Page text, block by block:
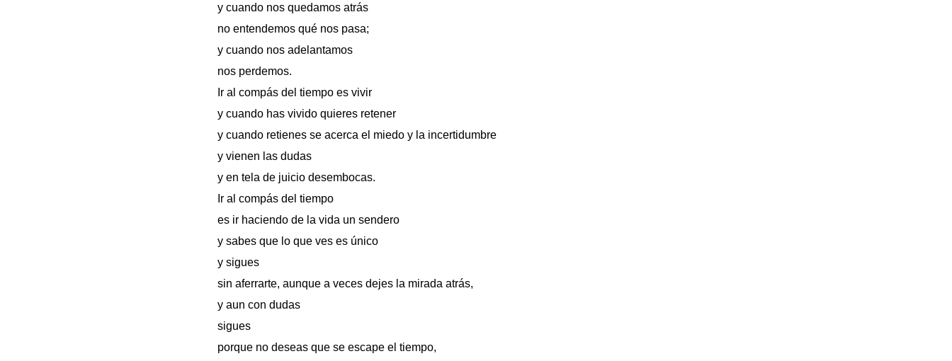
y cuando nos quedamos atrás
no entendemos qué nos pasa;
y cuando nos adelantamos
nos perdemos.
Ir al compás del tiempo es vivir
y cuando has vivido quieres retener
y cuando retienes se acerca el miedo y la incertidumbre
y vienen las dudas
y en tela de juicio desembocas.
Ir al compás del tiempo
es ir haciendo de la vida un sendero
y sabes que lo que ves es único
y sigues
sin aferrarte, aunque a veces dejes la mirada atrás,
y aun con dudas
sigues
porque no deseas que se escape el tiempo,